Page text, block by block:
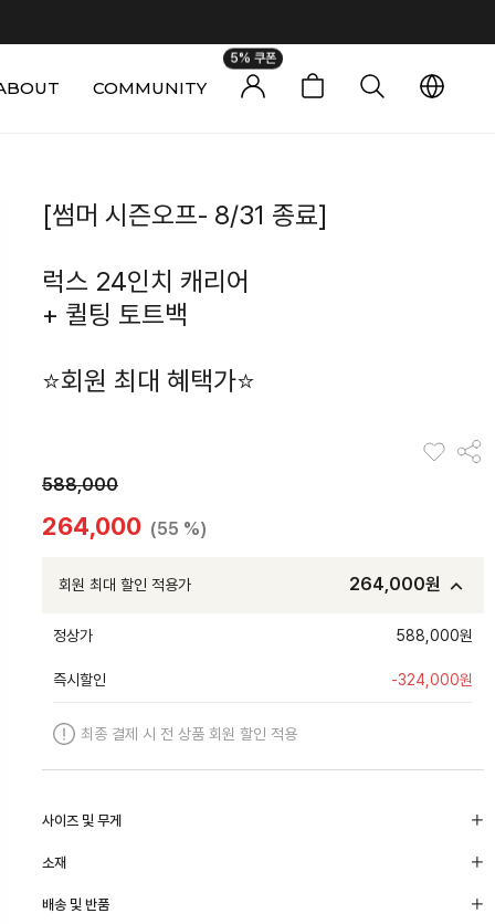
COMMUNITY
5% 쿠폰
[썸머 시즌오프- 8/31 종료]
럭스 24인치 캐리어
+ 퀼팅 토트백
⭐회원 최대 혜택가⭐
588,000
264,000 (55 %)
회원 최대 할인 적용가 264,000원
정상가 588,000원
즉시할인 -324,000원
최종 결제 시 전 상품 회원 할인 적용
사이즈 및 무게
소재
배송 및 반품